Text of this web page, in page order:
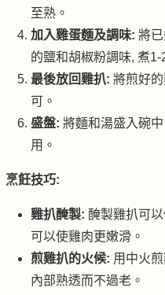
至熟。
加入雞蛋麵及調味: 將
的鹽和胡椒粉調味, 煮1-
最後放回雞扒: 將煎好
可。
盛盤: 將麵和湯盛入碗
用。
烹飪技巧:
雞扒醃製: 醃製雞扒可
可以使雞肉更嫩滑。
煎雞扒的火候: 用中火
內部熟透而不過老。